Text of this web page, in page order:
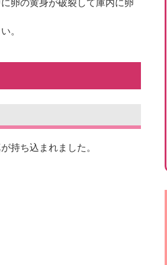
卵の黄身が破裂して庫内に卵
。
持ち込まれました。